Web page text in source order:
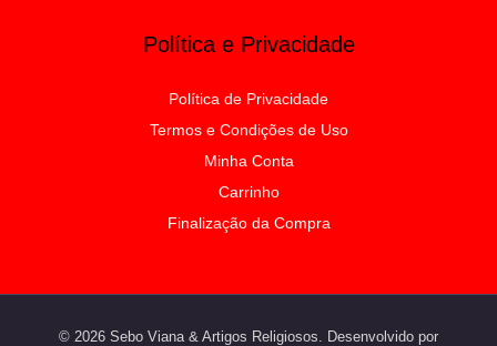
Política e Privacidade
Política de Privacidade
Termos e Condições de Uso
Minha Conta
Carrinho
Finalização da Compra
© 2026 Sebo Viana & Artigos Religiosos. Desenvolvido por